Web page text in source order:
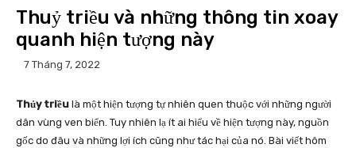
Thuỷ triều và những thông tin xoay
quanh hiện tượng này
7 Tháng 7, 2022
Thủy triều là một hiện tượng tự nhiên quen thuộc với những người
dân vùng ven biển. Tuy nhiên lạ ít ai hiểu về hiện tượng này, nguồn
gốc do đâu và những lợi ích cũng như tác hại của nó. Bài viết hôm